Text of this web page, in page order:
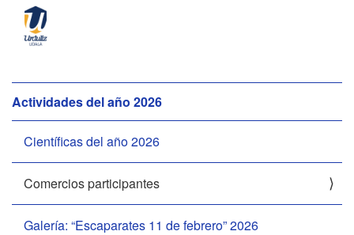
N
a
v
e
g
a
c
Actividades del año 2026
Científicas del año 2026
Comercios participantes
Galería: “Escaparates 11 de febrero” 2026